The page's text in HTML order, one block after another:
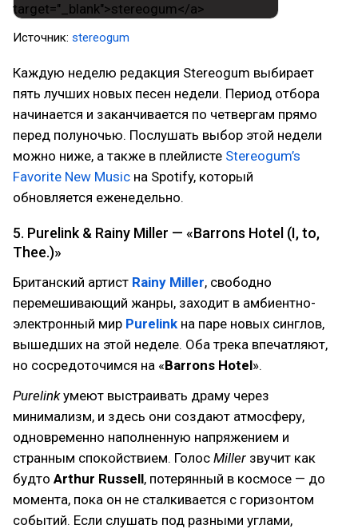
Источник: stereogum
Каждую неделю редакция Stereogum выбирает
пять лучших новых песен недели. Период отбора
начинается и заканчивается по четвергам прямо
перед полуночью. Послушать выбор этой недели
можно ниже, а также в плейлисте Stereogum’s
Favorite New Music на Spotify, который
обновляется еженедельно.
5. Purelink & Rainy Miller — «Barrons Hotel (I, to,
Thee.)»
Британский артист Rainy Miller, свободно
перемешивающий жанры, заходит в амбиентно-
электронный мир Purelink на паре новых синглов,
вышедших на этой неделе. Оба трека впечатляют,
но сосредоточимся на «Barrons Hotel».
Purelinkумеют выстраивать драму через
минимализм, и здесь они создают атмосферу,
одновременно наполненную напряжением и
странным спокойствием. Голос Miller звучит как
будто Arthur Russell, потерянный в космосе — до
момента, пока он не сталкивается с горизонтом
событий. Если слушать под разными углами,